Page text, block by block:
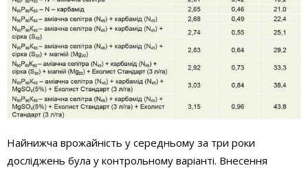
Найнижча врожайність у середньому за три роки
досліджень була у контрольному варіанті. Внесення